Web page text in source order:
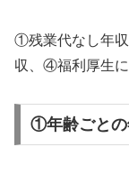
①残業代なし年
収、④福利厚生に
①年齢ごとの